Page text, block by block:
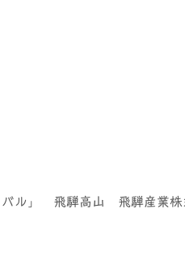
バル」 飛騨高山 飛騨産業